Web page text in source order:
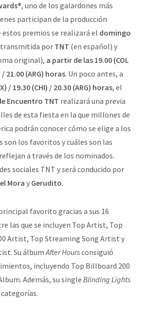
®, uno de los galardones más
participan de la producción
estos premios se realizará el domingo
transmitida por TNT (en español) y
original), a partir de las 19.00 (COL
/ 21.00 (ARG) horas. Un poco antes, a
/ 19.30 (CHI) / 20.30 (ARG) horas, el
Encuentro TNT realizará una previa
de esta fiesta en la que millones de
podrán conocer cómo se elige a los
son los favoritos y cuáles son las
a través de los nominados.
sociales TNT y será conducido por
Moray Gerudito.
favorito gracias a sus 16
las que se incluyen Top Artist, Top
Artist, Top Streaming Song Artist y
Su álbumAfter Hoursconsiguió
incluyendo Top Billboard 200
Además, su single Blinding Lights